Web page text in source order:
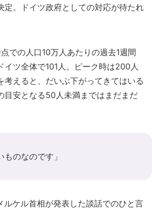
定。ドイツ政府としての対応が待たれ
での人口10万人あたりの過去1週間
イツ全体で101人。ピーク時は200人
考えると、だいぶ下がってきてはいる
目安となる50人未満まではまだまだ
ものなのです」
ケル首相が発表した談話でのひと言